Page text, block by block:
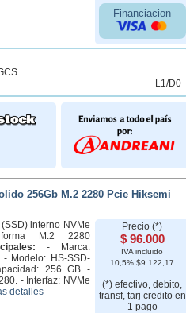
Financiacion
L1/D0
256Gb M.2 2280 Pcie Hiksemi
interno NVMe
M.2 2280
- Marca:
Modelo: HS-SSD-
256 GB -
- Interfaz: NVMe
detalles
Precio (*)
$ 96.000
IVA incluido
10,5% $9.122,17
(*) efectivo, debito,
transf, tarj credito en
1 pago